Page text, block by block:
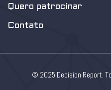
Quero patrocinar
Contato
© 2025 Decision Report.